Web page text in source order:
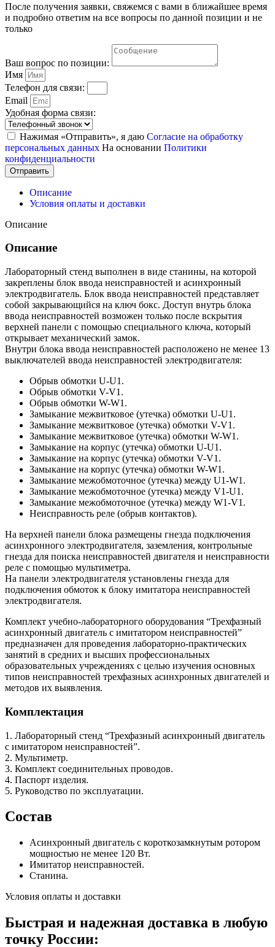
После получения заявки, свяжемся с вами в ближайшее время
и подробно ответим на все вопросы по данной позиции и не
только
Ваш вопрос по позиции:
Имя
Телефон для связи:
Email
Удобная форма связи:
Нажимая «Отправить», я даю Согласие на обработку
персональных данных На основании Политики
конфиденциальности
Отправить
Описание
Условия оплаты и доставки
Описание
Описание
Лабораторный стенд выполнен в виде станины, на которой
закреплены блок ввода неисправностей и асинхронный
электродвигатель. Блок ввода неисправностей представляет
собой закрывающийся на ключ бокс. Доступ внутрь блока
ввода неисправностей возможен только после вскрытия
верхней панели с помощью специального ключа, который
открывает механический замок.
Внутри блока ввода неисправностей расположено не менее 13
выключателей ввода неисправностей электродвигателя:
Обрыв обмотки U-U1.
Обрыв обмотки V-V1.
Обрыв обмотки W-W1.
Замыкание межвитковое (утечка) обмотки U-U1.
Замыкание межвитковое (утечка) обмотки V-V1.
Замыкание межвитковое (утечка) обмотки W-W1.
Замыкание на корпус (утечка) обмотки U-U1.
Замыкание на корпус (утечка) обмотки V-V1.
Замыкание на корпус (утечка) обмотки W-W1.
Замыкание межобмоточное (утечка) между U1-W1.
Замыкание межобмоточное (утечка) между V1-U1.
Замыкание межобмоточное (утечка) между W1-V1.
Неисправность реле (обрыв контактов).
На верхней панели блока размещены гнезда подключения
асинхронного электродвигателя, заземления, контрольные
гнезда для поиска неисправностей двигателя и неисправности
реле с помощью мультиметра.
На панели электродвигателя установлены гнезда для
подключения обмоток к блоку имитатора неисправностей
электродвигателя.
Комплект учебно-лабораторного оборудования “Трехфазный
асинхронный двигатель с имитатором неисправностей”
предназначен для проведения лабораторно-практических
занятий в средних и высших профессиональных
образовательных учреждениях с целью изучения основных
типов неисправностей трехфазных асинхронных двигателей и
методов их выявления.
Комплектация
1. Лабораторный стенд “Трехфазный асинхронный двигатель
с имитатором неисправностей”.
2. Мультиметр.
3. Комплект соединительных проводов.
4. Паспорт изделия.
5. Руководство по эксплуатации.
Состав
Асинхронный двигатель с короткозамкнутым ротором
мощностью не менее 120 Вт.
Имитатор неисправностей.
Станина.
Условия оплаты и доставки
Быстрая и надежная доставка в любую
точку России: